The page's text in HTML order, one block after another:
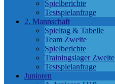
Spielberichte
Testspielanfrage
2. Mannschaft
Spieltag & Tabelle
Team Zweite
Spielberichte
Trainingslager Zweite
Testspielanfrage
Junioren